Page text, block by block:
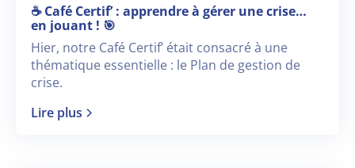
☕ Café Certif’ : apprendre à gérer une crise…
en jouant ! 🎯
Hier, notre Café Certif’ était consacré à une
thématique essentielle : le Plan de gestion de
crise.
Lire plus